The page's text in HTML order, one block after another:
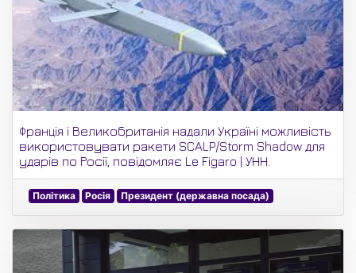
Франція і Великобританія надали Україні можливість
використовувати ракети SCALP/Storm Shadow для
ударів по Росії, повідомляє Le Figaro | УНН.
Політика Росія Президент (державна посада)